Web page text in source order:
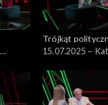
Trójkąt
15.07.2025 –